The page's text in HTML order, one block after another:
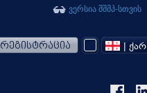
ვერსია შშმპ-სთვის
რეგისტრაცია | ᲥᲐᲠ